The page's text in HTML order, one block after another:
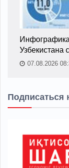
07.08.2026
Подписаться